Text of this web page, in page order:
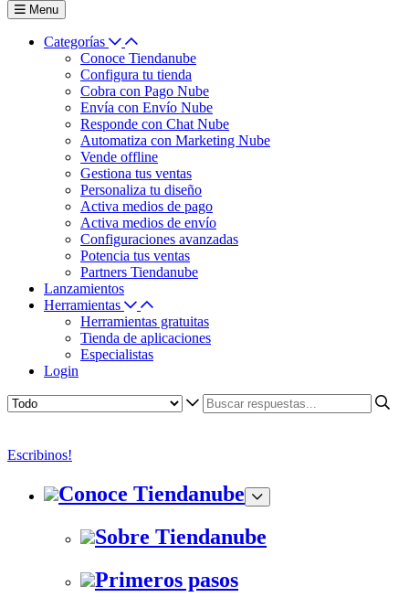
Menu
Categorías
Conoce Tiendanube
Configura tu tienda
Cobra con Pago Nube
Envía con Envío Nube
Responde con Chat Nube
Automatiza con Marketing Nube
Vende offline
Gestiona tus ventas
Personaliza tu diseño
Activa medios de pago
Activa medios de envío
Configuraciones avanzadas
Potencia tus ventas
Partners Tiendanube
Lanzamientos
Herramientas
Herramientas gratuitas
Tienda de aplicaciones
Especialistas
Login
Escribinos!
Conoce Tiendanube
Sobre Tiendanube
Primeros pasos